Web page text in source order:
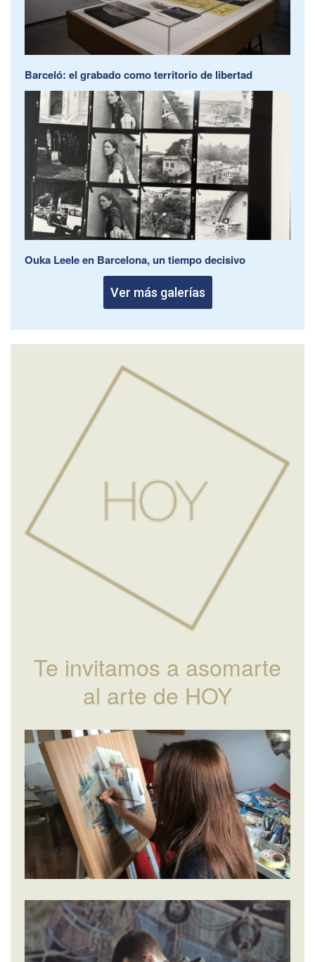
Barceló: el grabado como territorio de libertad
Ouka Leele en Barcelona, un tiempo decisivo
Ver más galerías
Te invitamos a asomarte
al arte de HOY